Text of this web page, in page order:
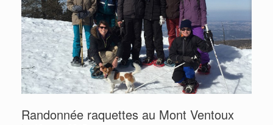
Randonnée raquettes au Mont Ventoux